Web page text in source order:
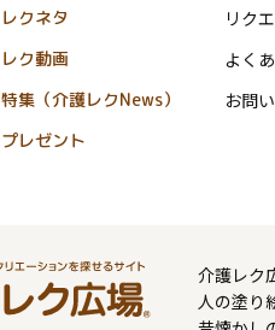
レクネタ
レク動画
特集（介護レクNews）
プレゼント
リク
よく
お問
介護レク
人の塗り